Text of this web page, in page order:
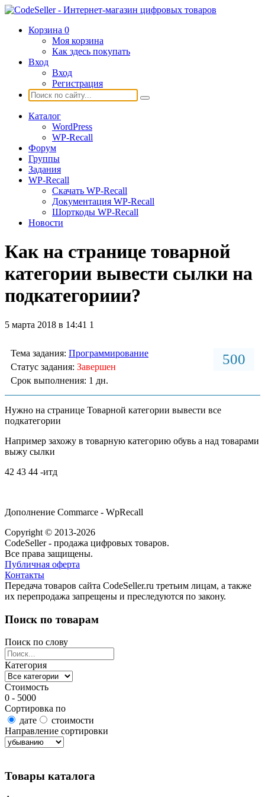
Корзина 0
Моя корзина
Как здесь покупать
Вход
Вход
Регистрация
Каталог
WordPress
WP-Recall
Форум
Группы
Задания
WP-Recall
Скачать WP-Recall
Документация WP-Recall
Шорткоды WP-Recall
Новости
Как на странице товарной
категории вывести сылки на
подкатегориии?
5 марта 2018 в 14:41 1
500
Тема задания: Программирование
Статус задания: Завершен
Срок выполнения: 1 дн.
Нужно на странице Товарной категории вывести все
подкатегории
Например захожу в товарную категорию обувь а над товарами
выжу сылки
42 43 44 -итд
Дополнение Сommarce - WpRecall
Copyright © 2013-2026
CodeSeller - продажа цифровых товаров.
Все права защищены.
Публичная оферта
Контакты
Передача товаров сайта CodeSeller.ru третьим лицам, а также
их перепродажа запрещены и преследуются по закону.
Поиск по товарам
Поиск по слову
Категория
Стоимость
0 - 5000
Сортировка по
дате
стоимости
Направление сортировки
Товары каталога